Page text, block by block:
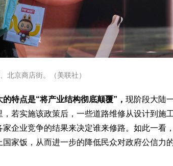
北京商店街。（美联社）
特点是“将产业结构彻底颠覆”， 现阶段大陆
若实施该政策后，一些道路维修从设计到施
企业竞争的结果来决定谁来修路。如此一看
家饭，从而进一步的降低民众对政府公信力